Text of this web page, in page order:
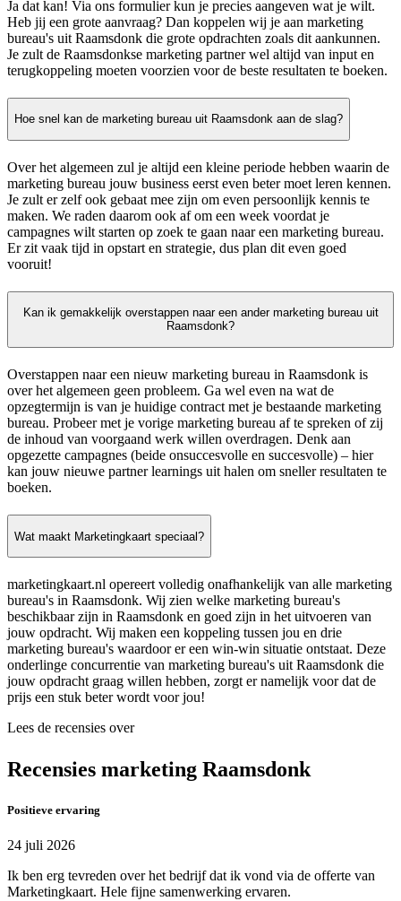
Ja dat kan! Via ons formulier kun je precies aangeven wat je wilt.
Heb jij een grote aanvraag? Dan koppelen wij je aan marketing
bureau's uit Raamsdonk die grote opdrachten zoals dit aankunnen.
Je zult de Raamsdonkse marketing partner wel altijd van input en
terugkoppeling moeten voorzien voor de beste resultaten te boeken.
Hoe snel kan de marketing bureau uit Raamsdonk aan de slag?
Over het algemeen zul je altijd een kleine periode hebben waarin de
marketing bureau jouw business eerst even beter moet leren kennen.
Je zult er zelf ook gebaat mee zijn om even persoonlijk kennis te
maken. We raden daarom ook af om een week voordat je
campagnes wilt starten op zoek te gaan naar een marketing bureau.
Er zit vaak tijd in opstart en strategie, dus plan dit even goed
vooruit!
Kan ik gemakkelijk overstappen naar een ander marketing bureau uit
Raamsdonk?
Overstappen naar een nieuw marketing bureau in Raamsdonk is
over het algemeen geen probleem. Ga wel even na wat de
opzegtermijn is van je huidige contract met je bestaande marketing
bureau. Probeer met je vorige marketing bureau af te spreken of zij
de inhoud van voorgaand werk willen overdragen. Denk aan
opgezette campagnes (beide onsuccesvolle en succesvolle) – hier
kan jouw nieuwe partner learnings uit halen om sneller resultaten te
boeken.
Wat maakt Marketingkaart speciaal?
marketingkaart.nl opereert volledig onafhankelijk van alle marketing
bureau's in Raamsdonk. Wij zien welke marketing bureau's
beschikbaar zijn in Raamsdonk en goed zijn in het uitvoeren van
jouw opdracht. Wij maken een koppeling tussen jou en drie
marketing bureau's waardoor er een win-win situatie ontstaat. Deze
onderlinge concurrentie van marketing bureau's uit Raamsdonk die
jouw opdracht graag willen hebben, zorgt er namelijk voor dat de
prijs een stuk beter wordt voor jou!
Lees de recensies over
Recensies marketing Raamsdonk
Positieve ervaring
24 juli 2026
Ik ben erg tevreden over het bedrijf dat ik vond via de offerte van
Marketingkaart. Hele fijne samenwerking ervaren.